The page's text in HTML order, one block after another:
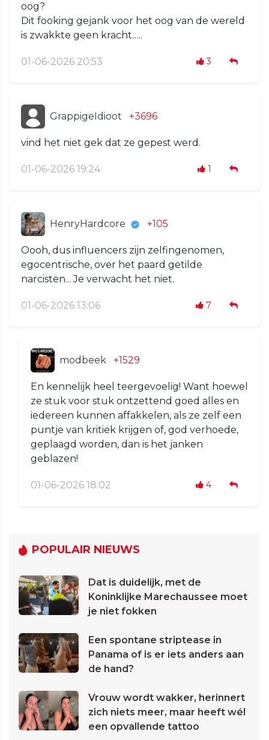
oog?
Dit fooking gejank voor het oog van de wereld
is zwakkte geen kracht…..
01-06-2026 20:53 3
GrappigeIdioot +3696
vind het niet gek dat ze gepest werd.
01-06-2026 19:24 1
HenryHardcore +105
Oooh, dus influencers zijn zelfingenomen,
egocentrische, over het paard getilde
narcisten... Je verwacht het niet.
01-06-2026 13:06 7
modbeek +1529
En kennelijk heel teergevoelig! Want hoewel
ze stuk voor stuk ontzettend goed alles en
iedereen kunnen affakkelen, als ze zelf een
puntje van kritiek krijgen of, god verhoede,
geplaagd worden, dan is het janken
geblazen!
01-06-2026 18:02 4
POPULAIR NIEUWS
Dat is duidelijk, met de
Koninklijke Marechaussee moet
je niet fokken
Een spontane striptease in
Panama of is er iets anders aan
de hand?
Vrouw wordt wakker, herinnert
zich niets meer, maar heeft wél
een opvallende tattoo